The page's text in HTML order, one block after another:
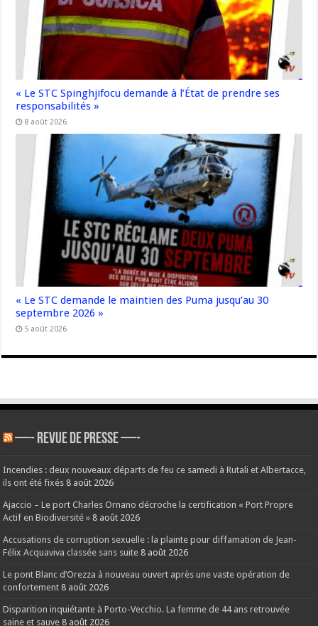
« Le STC Spinghjifocu demande à l’État de prendre ses
responsabilités »
8 août 2026
« Le STC demande le maintien des Puma jusqu’au 30
septembre 2026 »
5 août 2026
—- REVUE DE PRESSE —-
Incendies : deux nouveaux départs de feu ce samedi à Rutali et Albertacce,
ils ont été fixés 8 août 2026
Ajaccio – Le port Charles Ornano décroche la certification « Port Propre
Actif en Biodiversité » 8 août 2026
Accusations de corruption sexuelle : la plainte pour diffamation de Jean-
Félix Acquaviva classée sans suite 8 août 2026
Le pont Blanc d’Orezza à nouveau ouvert après une vaste opération de
confortement 8 août 2026
Disparition inquiétante à Porto-Vecchio. La femme de 44 ans retrouvée
saine et sauve 8 août 2026